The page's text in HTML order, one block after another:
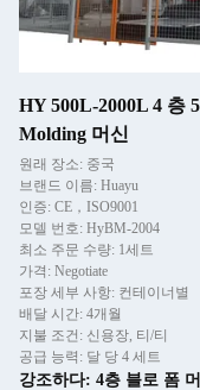
HY 500L-2000L 4 층
Molding 머신
원래 장소: 중국
브랜드 이름: Huayu
인증: CE，ISO9001
모델 번호: HyBM-2004
최소 주문 수량: 1세트
가격: Negotiate
포장 세부 사항: 컨테이너별
배달 시간: 4개월
지불 조건: 신용장, 티/티
공급 능력: 달 당 4 세트
강조하다: 4층 블로 폼